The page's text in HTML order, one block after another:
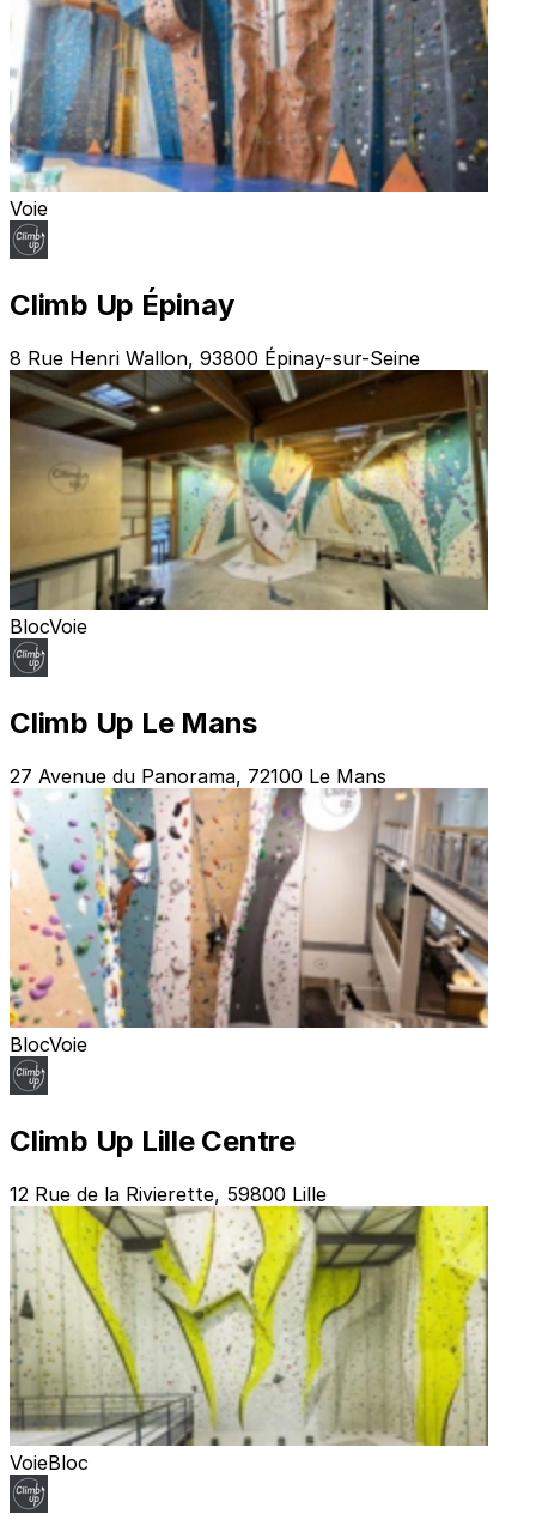
Voie
Climb Up Épinay
8 Rue Henri Wallon, 93800 Épinay-sur-Seine
BlocVoie
Climb Up Le Mans
27 Avenue du Panorama, 72100 Le Mans
BlocVoie
Climb Up Lille Centre
12 Rue de la Rivierette, 59800 Lille
VoieBloc